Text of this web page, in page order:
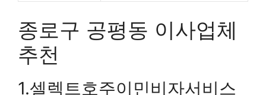
종로구 공평동 이사업체
추천
1.셀렉트호주이민비자서비스